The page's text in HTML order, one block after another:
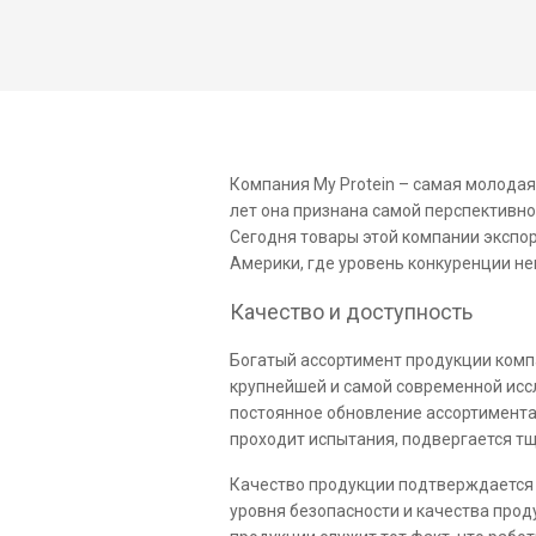
Компания My Protein – самая
лет она признана самой
Сегодня товары этой компании
Америки, где уровень конкуренции
Качество и доступность
Богатый ассортимент продукции
крупнейшей и самой современной
постоянное обновление
проходит испытания, подвергается
Качество продукции
уровня безопасности и качества